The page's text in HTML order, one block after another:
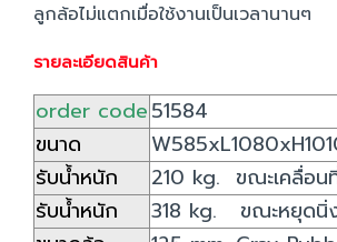
ลูกล้อไม่แตกเมื่อใช้งานเป็นเวลานานๆ
รายละเอียดสินค้า
order code51584
ขนาด
รับน้ำหนัก
210 kg. ขณะเคลื่อน
รับน้ำหนัก
318 kg. ขณะหยุดนิ่